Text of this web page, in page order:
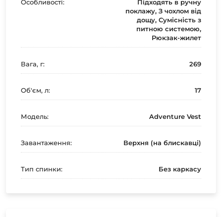
Особливості:
Підходять в ручну
поклажу, З чохлом від
дощу, Сумісність з
питною системою,
Рюкзак-жилет
Вага, г: 269
Об'єм, л: 17
Модель: Adventure Vest
Завантаження: Верхня (на блискавці)
Тип спинки: Без каркасу